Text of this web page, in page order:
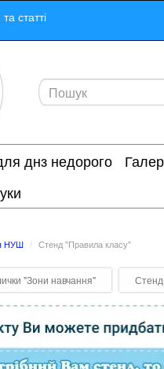
статті
днз недорого
НУШ Стенд "Правила класу"
"Зони навчання" Стенд